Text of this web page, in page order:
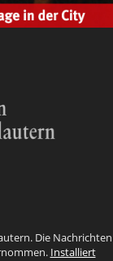
Die Nachrichten
Installiert